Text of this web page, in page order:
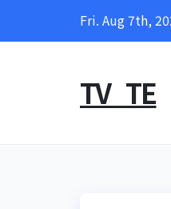
Fri. Aug 7th,
TV_TE